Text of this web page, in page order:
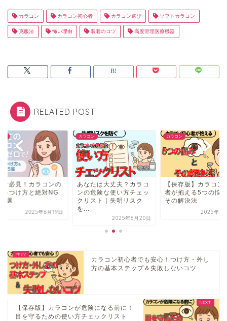
カラコン カラコン初心者 カラコン選び ソフトカラコン
克服法 怖い理由 装着のコツ 高度管理医療機器
RELATED POST
者必見！カラコンの
いつけ方と絶対NG
5選
2025年6月19日
カラコン
あなたは大丈夫？カラコ
ンの危険な使い方チェッ
クリスト｜失明リスク
を...
2025年6月20日
カラコン
【保存版】カラコン
者が抱える5つの悩
その解決法
2025年6
カラコン初心者でも安心！つけ方・外し
方の基本ステップ＆失敗しないコツ
【保存版】カラコンが危険になる前に！
目を守るための使い方チェックリスト